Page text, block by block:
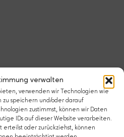
verwalten
verwenden wir Technologien wie
zu speichern und/oder darauf
zustimmst, können wir Daten
IDs auf dieser Website verarbeiten.
oder zurückziehst, können